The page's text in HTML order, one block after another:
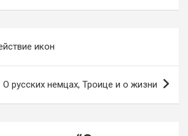
икон
О русских немцах, Троице и о жизни